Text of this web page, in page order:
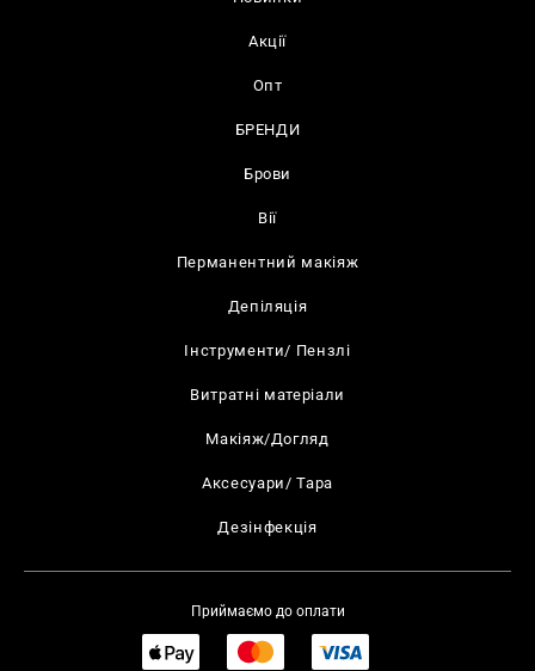
Акції
Опт
БРЕНДИ
Брови
Вії
Перманентний макіяж
Депіляція
Інструменти/ Пензлі
Витратні матеріали
Макіяж/Догляд
Аксесуари/ Тара
Дезінфекція
Приймаємо до оплати